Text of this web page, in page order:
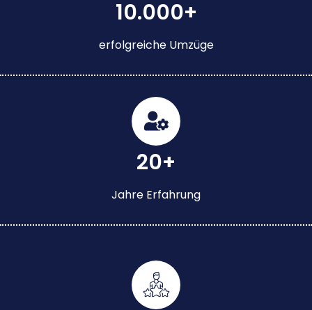
10.000+
erfolgreiche Umzüge
20+
Jahre Erfahrung